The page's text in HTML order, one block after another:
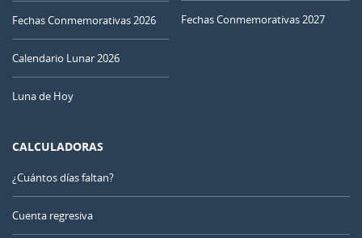
Fechas Conmemorativas 2026
Calendario Lunar 2026
Luna de Hoy
Fechas Conmemorativas 2027
CALCULADORAS
¿Cuántos días faltan?
Cuenta regresiva